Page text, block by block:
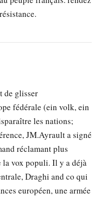
de glisser
fédérale (ein volk, ein
les nations;
JM.Ayrault a signé
réclamant plus
la vox populi. Il y a déjà
Draghi and co qui
européen, une armée